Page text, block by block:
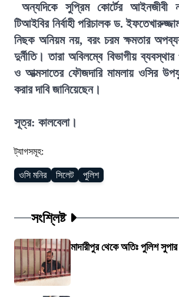
অন্যদিকে সুপ্রিম কোর্টের আইনজীবী
টিআইবির নির্বাহী পরিচালক ড.
নিছক অনিয়ম নয়, বরং চরম ক্ষমতার
দুর্নীতি। তারা অবিলম্বে বিভাগীয় ব্যবস্থার
ও আত্মসাতের ফৌজদারি মামলায় ওসির
করার দাবি জানিয়েছেন।
সূত্র: কালবেলা।
ট্যাগসমূহ:
ওসি মনির সিলেট পুলিশ
সংশ্লিষ্ট
মাদারীপুর থেকে অতিঃ পুলিশ সুপার